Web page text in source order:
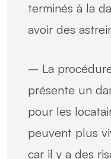
terminés à la
avoir des
– La
présente un
pour les
peuvent plus
car il y a des